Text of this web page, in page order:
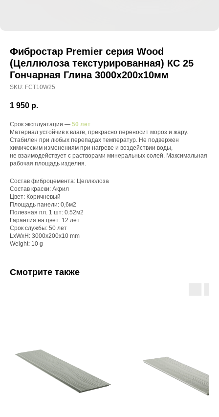
Фибростар Premier серия Wood
(Целлюлоза текстурированная) КС 25
Гончарная Глина 3000х200х10мм
SKU: FCT10W25
1 950 р.
Срок эксплуатации — 50 лет
Материал устойчив к влаге, прекрасно переносит мороз и жару.
Стабилен при любых перепадах температур. Не подвержен
химическим изменениям при нагреве и воздействии воды,
не взаимодействует с растворами минеральных солей. Максимальная
рабочая площадь изделия.
Состав фиброцемента: Целлюлоза
Состав краски: Акрил
Цвет: Коричневый
Площадь панели: 0,6м2
Полезная пл. 1 шт: 0.52м2
Гарантия на цвет: 12 лет
Срок службы: 50 лет
LxWxH: 3000x200x10 mm
Weight: 10 g
Смотрите также